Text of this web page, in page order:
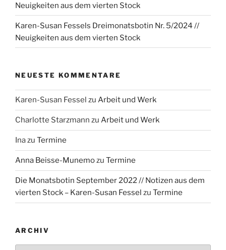
Neuigkeiten aus dem vierten Stock
Karen-Susan Fessels Dreimonatsbotin Nr. 5/2024 //
Neuigkeiten aus dem vierten Stock
NEUESTE KOMMENTARE
Karen-Susan Fessel zu Arbeit und Werk
Charlotte Starzmann zu Arbeit und Werk
Inazu Termine
Anna Beisse-Munemozu Termine
Die Monatsbotin September 2022 // Notizen aus dem
vierten Stock – Karen-Susan Fessel zu Termine
ARCHIV